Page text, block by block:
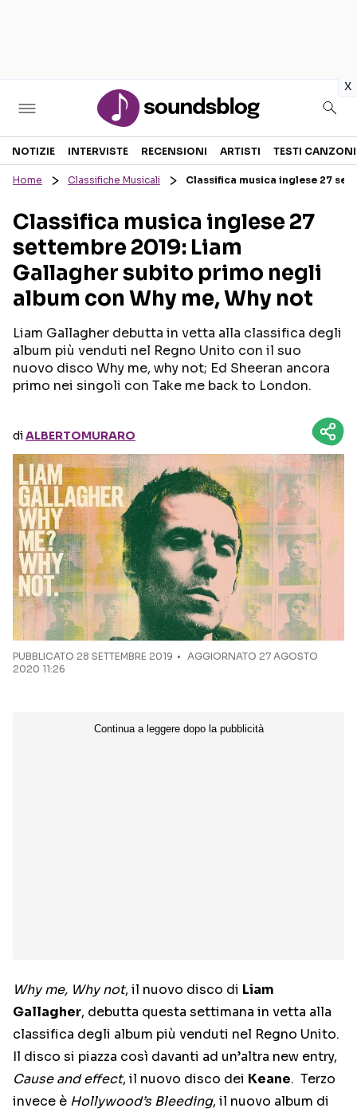
x
Sezioni
RECENSIONI MUSICALI
INTERVISTE
GOSSIP E CURIOSITÀ
TESTI CANZONI
TOUR ED EVENTI
TALENT SHOW
Seguici sui social
NOTIZIE INTERVISTE RECENSIONI ARTISTI TESTI CANZONI
Home Classifiche Musicali Classifica musica inglese 27
Classifica musica inglese 27
settembre 2019: Liam
Gallagher subito primo negli
album con Why me, Why not
Liam Gallagher debutta in vetta alla classifica degli
album più venduti nel Regno Unito con il suo
nuovo disco Why me, why not; Ed Sheeran ancora
primo nei singoli con Take me back to London.
diALBERTOMURARO
PUBBLICATO 28 SETTEMBRE 2019
AGGIORNATO 27 AGOSTO
2020 11:26
Why me, Why not, il nuovo disco di Liam
Gallagher, debutta questa settimana in vetta alla
classifica degli album più venduti nel Regno Unito.
Il disco si piazza così davanti ad un’altra new entry,
Cause and effect, il nuovo disco dei Keane. Terzo
invece è Hollywood’s Bleeding, il nuovo album di